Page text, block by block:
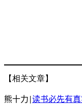
【相关文章】
熊十力 读书必先有